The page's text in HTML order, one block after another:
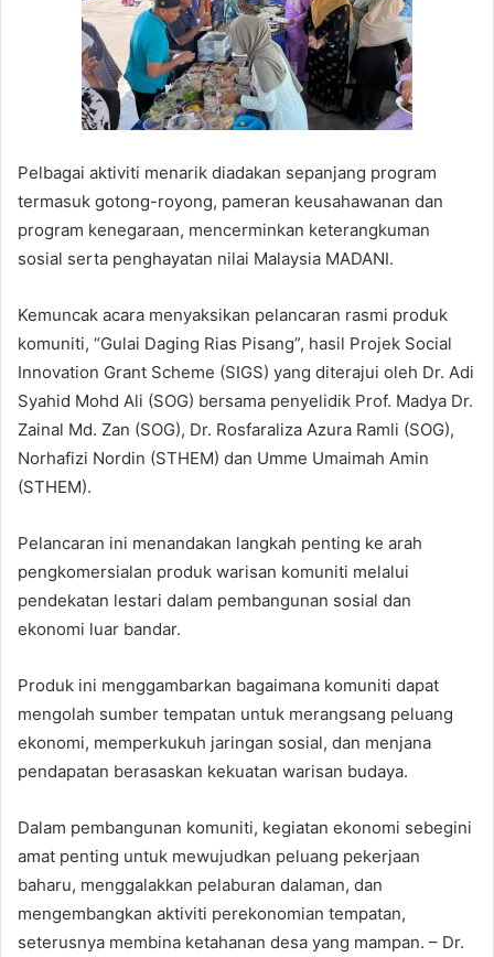
Pelbagai aktiviti menarik diadakan sepanjang program
termasuk gotong-royong, pameran keusahawanan dan
program kenegaraan, mencerminkan keterangkuman
sosial serta penghayatan nilai Malaysia MADANI.
Kemuncak acara menyaksikan pelancaran rasmi produk
komuniti, “Gulai Daging Rias Pisang”, hasil Projek Social
Innovation Grant Scheme (SIGS) yang diterajui oleh Dr. Adi
Syahid Mohd Ali (SOG) bersama penyelidik Prof. Madya Dr.
Zainal Md. Zan (SOG), Dr. Rosfaraliza Azura Ramli (SOG),
Norhafizi Nordin (STHEM) dan Umme Umaimah Amin
(STHEM).
Pelancaran ini menandakan langkah penting ke arah
pengkomersialan produk warisan komuniti melalui
pendekatan lestari dalam pembangunan sosial dan
ekonomi luar bandar.
Produk ini menggambarkan bagaimana komuniti dapat
mengolah sumber tempatan untuk merangsang peluang
ekonomi, memperkukuh jaringan sosial, dan menjana
pendapatan berasaskan kekuatan warisan budaya.
Dalam pembangunan komuniti, kegiatan ekonomi sebegini
amat penting untuk mewujudkan peluang pekerjaan
baharu, menggalakkan pelaburan dalaman, dan
mengembangkan aktiviti perekonomian tempatan,
seterusnya membina ketahanan desa yang mampan. – Dr.